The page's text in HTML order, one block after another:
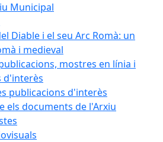
Municipal
Diable i el seu Arc Romà: un
i medieval
mostres en línia i
d'interès
publicacions d'interès
els documents de l'Arxiu